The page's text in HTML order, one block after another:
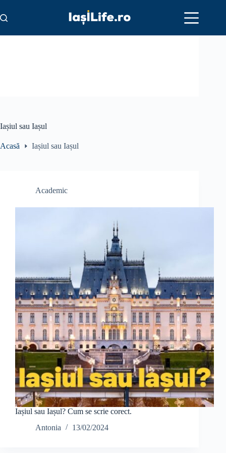
to
content
Iașiul sau Iașul
Acasă Iașiul sau Iașul
Academic
Iașiul sau Iașul? Cum se scrie corect.
Antonia
13/02/2024